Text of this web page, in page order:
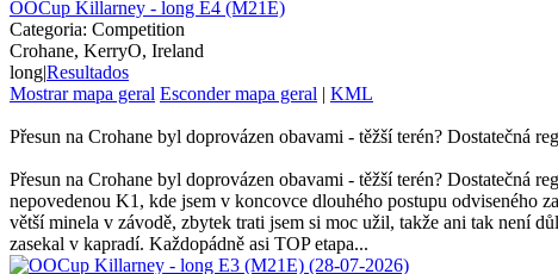
OOCup Killarney - long E4 (M21E)
Categoria: Competition
Crohane, KerryO, Ireland
long|Resultados
Mostrar mapa geral Esconder mapa geral | KML
Přesun na Crohane byl doprovázen obavami - těžší terén? Dostatečná
Přesun na Crohane byl doprovázen obavami - těžší terén? Dostatečná
nepovedenou K1, kde jsem v koncovce dlouhého postupu odviseného
větší minela v závodě, zbytek trati jsem si moc užil, takže ani tak není
zasekal v kapradí. Každopádně asi TOP etapa...